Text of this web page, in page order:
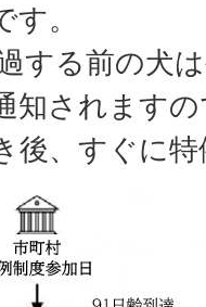
。
する前の犬
知されます
後、すぐに